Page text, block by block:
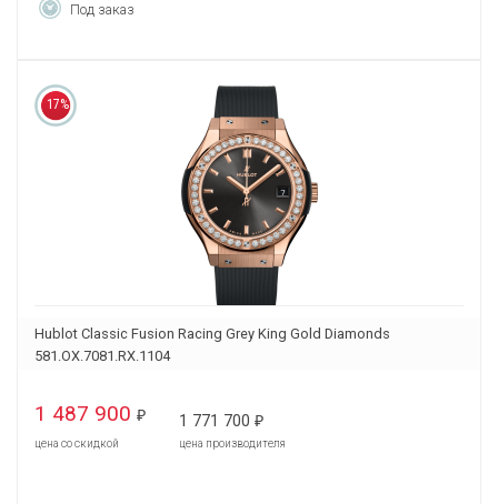
Под заказ
17%
Hublot Classic Fusion Racing Grey King Gold Diamonds
581.OX.7081.RX.1104
1 487 900 ₽
цена со скидкой
1 771 700 ₽
цена производителя